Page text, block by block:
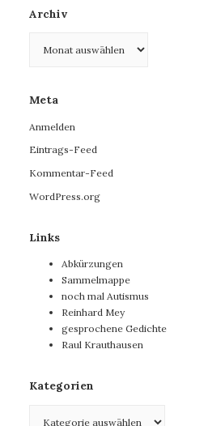
Archiv
Meta
Anmelden
Eintrags-Feed
Kommentar-Feed
WordPress.org
Links
Abkürzungen
Sammelmappe
noch mal Autismus
Reinhard Mey
gesprochene Gedichte
Raul Krauthausen
Kategorien